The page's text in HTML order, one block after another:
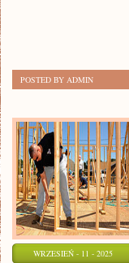
POSTED BY ADMIN
WRZESIEŃ - 11 - 2025